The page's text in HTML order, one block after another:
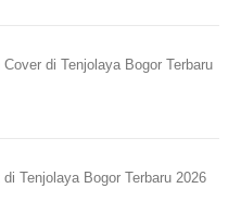
di Tenjolaya Bogor Terbaru
Tenjolaya Bogor Terbaru 2026